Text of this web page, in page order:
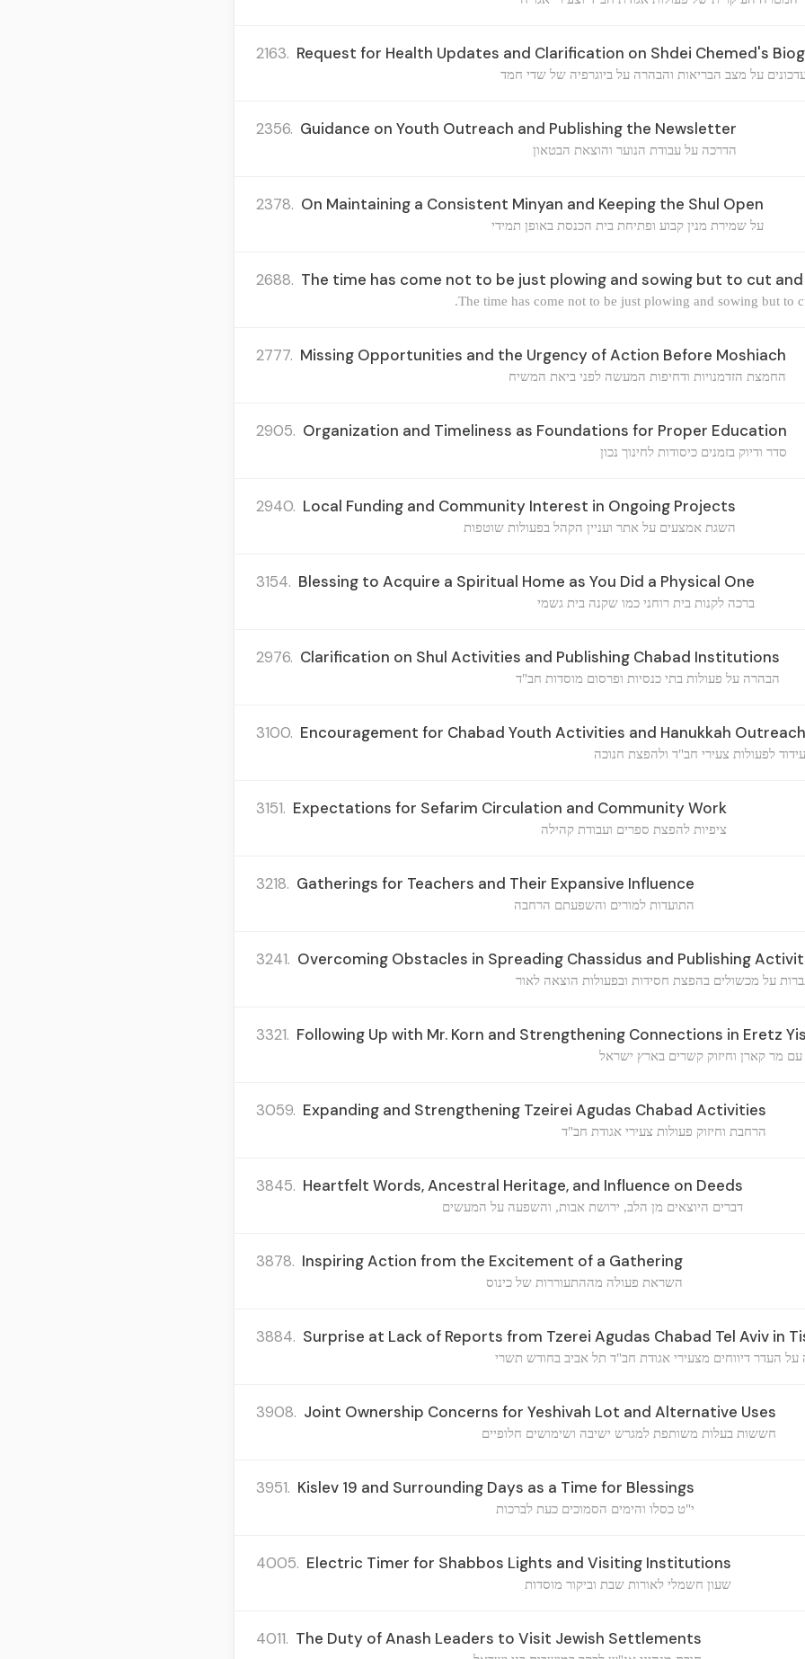
2163. Request for Health Updates and Clarification on Shdei Chemed's
על מצב הבריאות והבהרה על ביוגרפיה של שדי חמד
2356. Guidance on Youth Outreach and Publishing the Newsletter
הדרכה על עבודת הנוער והוצאת הבטאון
2378. On Maintaining a Consistent Minyan and Keeping the Shul Open
על שמירת מנין קבוע ופתיחת בית הכנסת באופן תמידי
2688. The time has come not to be just plowing and sowing but to cut
The time has come not to be just plowing and sowing but to
2777. Missing Opportunities and the Urgency of Action Before Moshiach
החמצת הזדמנויות ודחיפות המעשה לפני ביאת המשיח
2905. Organization and Timeliness as Foundations for Proper Education
סדר ודיוק בזמנים כיסודות לחינוך נכון
2940. Local Funding and Community Interest in Ongoing Projects
השגת אמצעים על אתר ועניין הקהל בפעולות שוטפות
3154. Blessing to Acquire a Spiritual Home as You Did a Physical One
ברכה לקנות בית רוחני כמו שקנה בית גשמי
2976. Clarification on Shul Activities and Publishing Chabad Institutions
הבהרה על פעולות בתי כנסיות ופרסום מוסדות חב"ד
3100. Encouragement for Chabad Youth Activities and Hanukkah Outreach
עידוד לפעולות צעירי חב"ד ולהפצת חנוכה
3151. Expectations for Sefarim Circulation and Community Work
ציפיות להפצת ספרים ועבודת קהילה
3218. Gatherings for Teachers and Their Expansive Influence
התועדות למורים והשפעתם הרחבה
3241. Overcoming Obstacles in Spreading Chassidus and Publishing
על מכשולים בהפצת חסידות ובפעולות הוצאה לאור
3321. Following Up with Mr. Korn and Strengthening Connections in Eretz
מר קארן וחיזוק קשרים בארץ ישראל
3059. Expanding and Strengthening Tzeirei Agudas Chabad Activities
הרחבת וחיזוק פעולות צעירי אגודת חב"ד
3845. Heartfelt Words, Ancestral Heritage, and Influence on Deeds
דברים היוצאים מן הלב, ירושת אבות, והשפעה על המעשים
3878. Inspiring Action from the Excitement of a Gathering
השראת פעולה מההתעוררות של כינוס
3884. Surprise at Lack of Reports from Tzerei Agudas Chabad Tel Aviv in
על העדר דיווחים מצעירי אגודת חב"ד תל אביב בחודש תשרי
3908. Joint Ownership Concerns for Yeshivah Lot and Alternative Uses
חששות בעלות משותפת למגרש ישיבה ושימושים חלופיים
3951. Kislev 19 and Surrounding Days as a Time for Blessings
י"ט כסלו והימים הסמוכים כעת לברכות
4005. Electric Timer for Shabbos Lights and Visiting Institutions
שעון חשמלי לאורות שבת וביקור מוסדות
4011. The Duty of Anash Leaders to Visit Jewish Settlements